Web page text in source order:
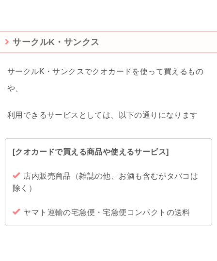
サークルK・サンクス
サークルK・サンクスでクオカードを使って買えるもの
や、
利用できるサービスとしては、以下の通りになります
[クオカードで買える商品や使えるサービス]
店内販売商品（雑誌の他、お酒も含むがタバコは
除く）
ヤマト運輸の宅急便・宅急便コンパクトの送料